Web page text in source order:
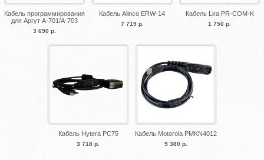
Кабель программирования
для Аргут А-701/А-703
3 690 р.
Кабель Alinco ERW-14
7 719 р.
Кабель Lira PR-COM-K
1 750 р.
Кабель Hytera PC75
3 718 р.
Кабель Motorola PMKN4012
9 380 р.